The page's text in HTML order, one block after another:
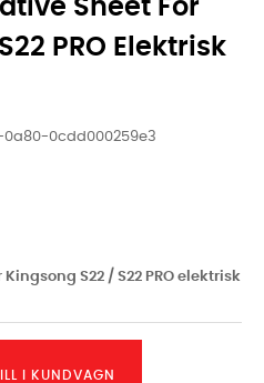
Sheet För
PRO Elektrisk
0a80-0cdd000259e3
S22 / S22 PRO elektrisk
I KUNDVAGN